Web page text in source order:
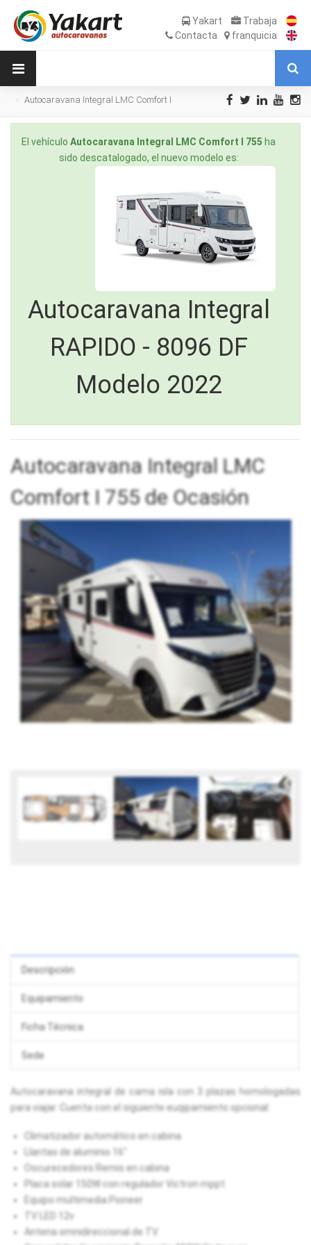
Yakart
Trabaja
Contacta
franquicia
Autocaravana Integral LMC Comfort I
El vehículo Autocaravana Integral LMC Comfort I 755 ha
sido descatalogado, el nuevo modelo es:
Autocaravana Integral
RAPIDO - 8096 DF
Modelo 2022
Autocaravana Integral LMC
Comfort I 755 de Ocasión
Descripción
Equipamiento
Ficha Técnica
Sede
Autocaravana integral de cama isla con 3 plazas homologadas
para viajar. Cuenta con el siguiente euqipamiento opcional:
Climatizador automático en cabina
Llantas de aluminio 16"
Oscurecedores Remis en cabina
Placa solar 150W con regulador Victron mppt
Equipo multimedia Pioneer
TV LED 12v
Antena omnidireccional de TV